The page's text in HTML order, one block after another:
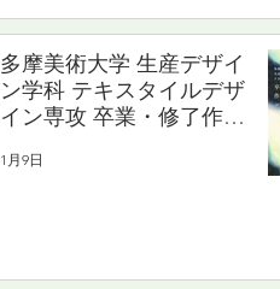
多摩美術大学 生産デザイ
ン学科 テキスタイルデザ
イン専攻 卒業・修了作品
1月9日